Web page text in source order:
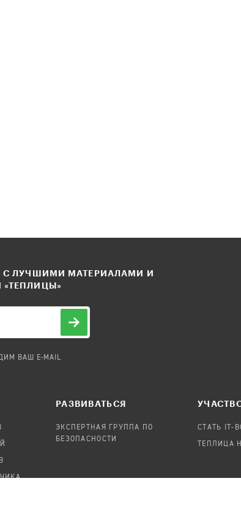
С ЛУЧШИМИ МАТЕРИАЛАМИ И
ВАШ E-MAIL
РАЗВИВАТЬСЯ
ЭКСПЕРТНАЯ ГРУППА ПО
БЕЗОПАСНОСТИ
СТАТЬ IT-
ТЕПЛИЦА